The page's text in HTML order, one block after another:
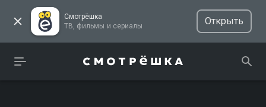
Смотрёшка
ТВ, фильмы и сериалы
Открыть